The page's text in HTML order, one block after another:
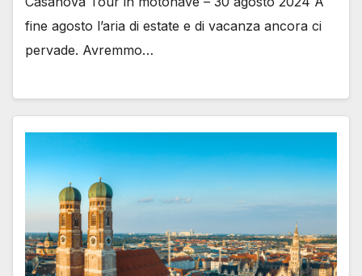
fine agosto l’aria di estate e di vacanza ancora ci
pervade. Avremmo…